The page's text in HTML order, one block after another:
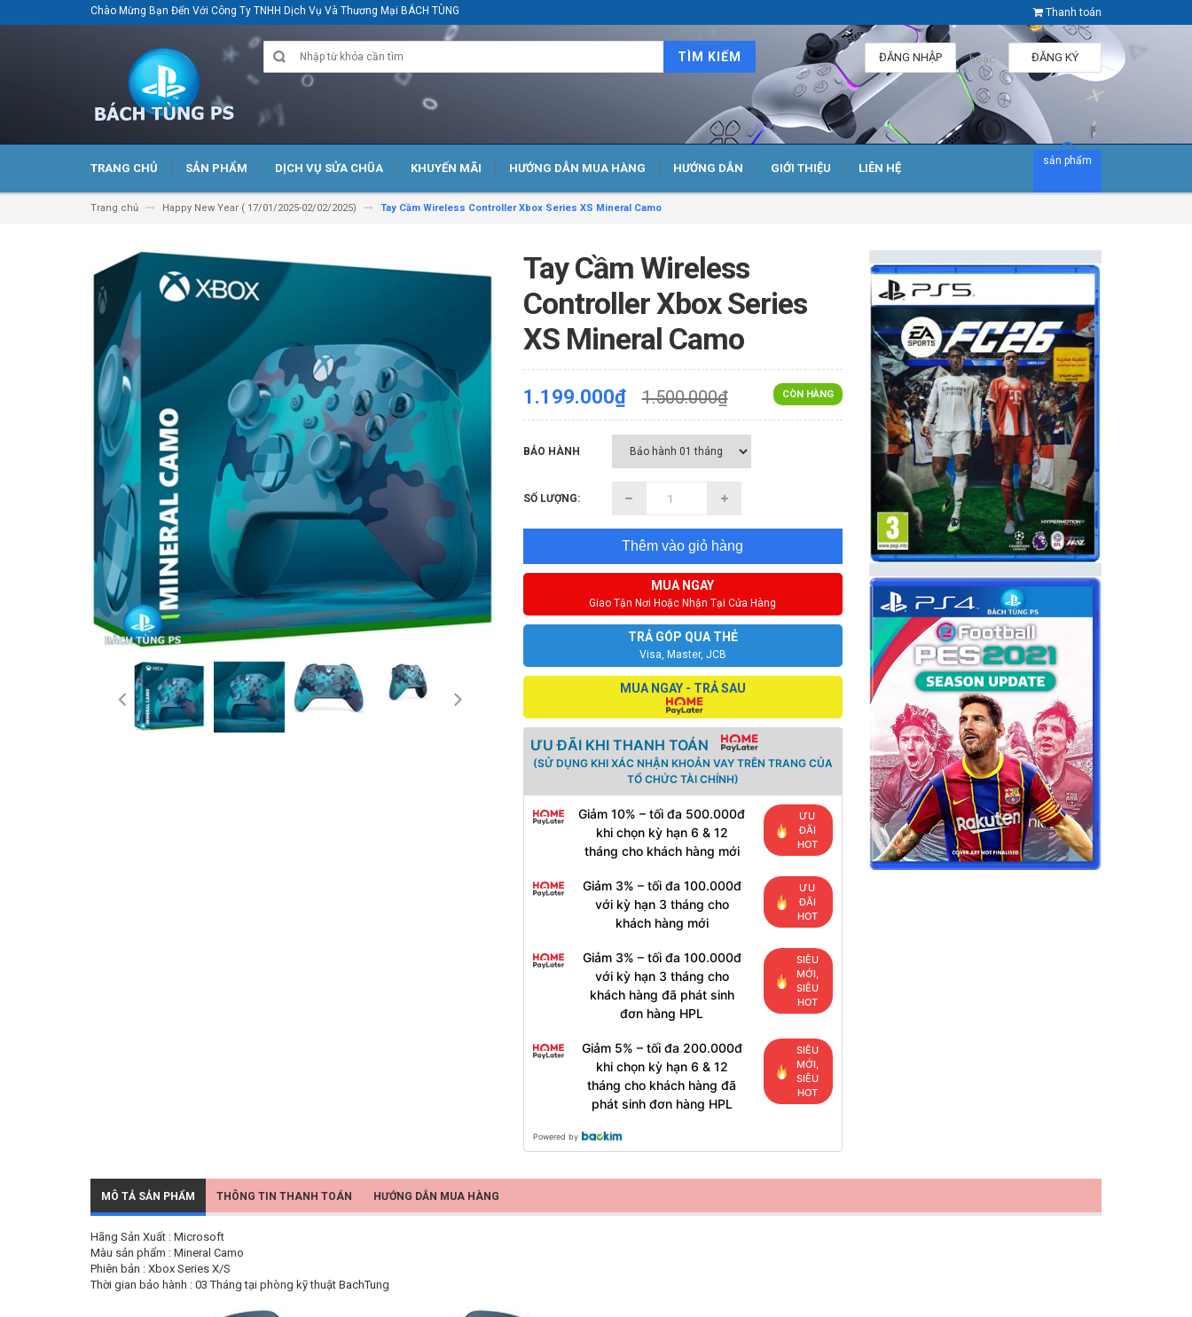
Chào Mừng Bạn Đến Với Công Ty TNHH Dịch Vụ Và Thương Mại BÁCH TÙNG Thanh toán
TÌM KIẾM ĐĂNG KÝ
hoặc
ĐĂNG NHẬP
TRANG CHỦ SẢN PHẨM DỊCH VỤ SỬA CHŨA KHUYẾN MÃI HƯỚNG DẪN MUA HÀNG HƯỚNG DẪN GIỚI THIỆU LIÊN HỆ
sản phẩm
Trang chủ Happy New Year ( 17/01/2025-02/02/2025) Tay Cầm Wireless Controller Xbox Series XS Mineral Camo
Tay Cầm Wireless
Controller Xbox Series
XS Mineral Camo
CÒN HÀNG
1.199.000₫ 1.500.000₫
BẢO HÀNH
SỐ LƯỢNG:
Thêm vào giỏ hàng
MUA NGAY
Giao Tận Nơi Hoặc Nhận Tại Cửa Hàng
TRẢ GÓP QUA THẺ
Visa, Master, JCB
MUA NGAY - TRẢ SAU
ƯU ĐÃI KHI THANH TOÁN
(SỬ DỤNG KHI XÁC NHẬN KHOẢN VAY TRÊN TRANG CỦA
TỔ CHỨC TÀI CHÍNH)
Giảm 10% – tối đa 500.000đ
khi chọn kỳ hạn 6 & 12
tháng cho khách hàng mới
ƯU
ĐÃI
HOT
Giảm 3% – tối đa 100.000đ
với kỳ hạn 3 tháng cho
khách hàng mới
ƯU
ĐÃI
HOT
Giảm 3% – tối đa 100.000đ
với kỳ hạn 3 tháng cho
khách hàng đã phát sinh
đơn hàng HPL
SIÊU
MỚI,
SIÊU
HOT
Giảm 5% – tối đa 200.000đ
khi chọn kỳ hạn 6 & 12
tháng cho khách hàng đã
phát sinh đơn hàng HPL
SIÊU
MỚI,
SIÊU
HOT
Powered by
MÔ TẢ SẢN PHẨM THÔNG TIN THANH TOÁN HƯỚNG DẪN MUA HÀNG
Hãng Sản Xuất : Microsoft
Màu sản phẩm : Mineral Camo
Phiên bản : Xbox Series X/S
Thời gian bảo hành : 03 Tháng tại phòng kỹ thuật BachTung